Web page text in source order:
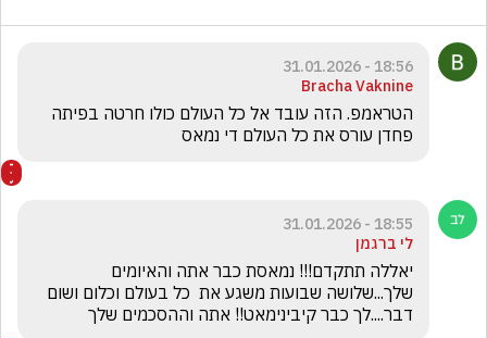
18:56 - 31.01.2026
Bracha Vaknine
פחדן עורס את כל העולם די נמאס
18:55 - 31.01.2026
לי ברגמן
דבר....לך כבר קיבינימאט!! אתה וההסכמים שלך